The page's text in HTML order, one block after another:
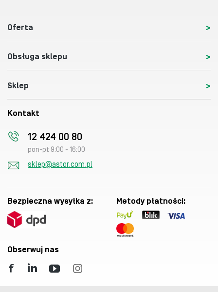
Oferta
Obsługa sklepu
Sklep
Kontakt
12 424 00 80
pon-pt 9:00 - 16:00
sklep@astor.com.pl
Bezpieczna wysyłka z: Metody płatności:
Obserwuj nas